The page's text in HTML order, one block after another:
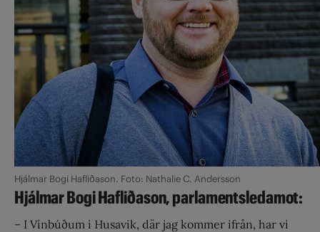
Hjálmar Bogi Hafliðason. Foto: Nathalie C. Andersson
Hjálmar Bogi Hafliðason, parlamentsledamot:
– I Vínbúðum i Husavik, där jag kommer ifrån, har vi